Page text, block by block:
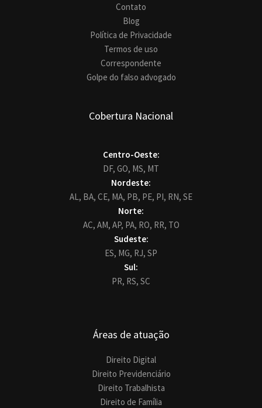
Contato
Blog
Política de Privacidade
Termos de uso
Correspondente
Golpe do falso advogado
Cobertura Nacional
Centro-Oeste:
DF, GO, MS, MT
Nordeste:
AL, BA, CE, MA, PB, PE, PI, RN, SE
Norte:
AC, AM, AP, PA, RO, RR, TO
Sudeste:
ES, MG, RJ, SP
Sul:
PR, RS, SC
Áreas de atuação
Direito Digital
Direito Previdenciário
Direito Trabalhista
Direito de Família